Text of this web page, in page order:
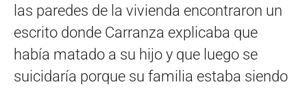
las paredes de la vivienda encontraron un
escrito donde Carranza explicaba que
había matado a su hijo y que luego se
suicidaría porque su familia estaba siendo